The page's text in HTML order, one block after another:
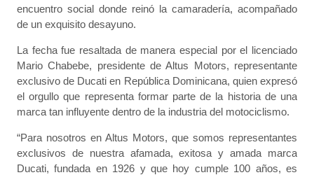
encuentro social donde reinó la camaradería, acompañado
de un exquisito desayuno.
La fecha fue resaltada de manera especial por el licenciado
Mario Chabebe, presidente de Altus Motors, representante
exclusivo de Ducati en República Dominicana, quien expresó
el orgullo que representa formar parte de la historia de una
marca tan influyente dentro de la industria del motociclismo.
“Para nosotros en Altus Motors, que somos representantes
exclusivos de nuestra afamada, exitosa y amada marca
Ducati, fundada en 1926 y que hoy cumple 100 años, es